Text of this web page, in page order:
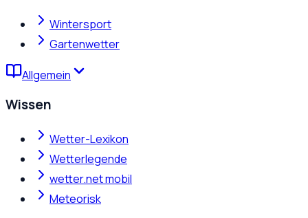
Wintersport
Gartenwetter
Allgemein
Wissen
Wetter-Lexikon
Wetterlegende
wetter.net mobil
Meteorisk